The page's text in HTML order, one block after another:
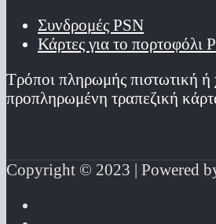
Συνδρομές PSN
Κάρτες για το πορτοφόλι
Τρόποι πληρωμής πιστωτική ή
προπληρωμένη τραπεζική
Copyright © 2023 | Powered